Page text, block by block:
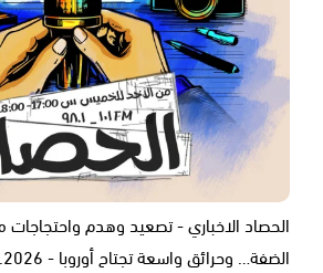
الحصاد الاخباري - تصعيد وهدم واحتجاجات
الضفة… وحرائق واسعة تجتاح أوروبا - 28.07.2026